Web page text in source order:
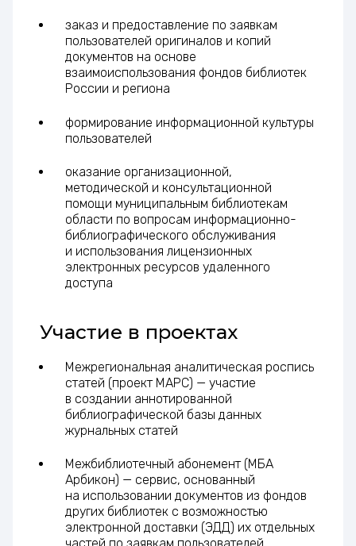
заказ и предоставление по заявкам
пользователей оригиналов и копий
документов на основе
взаимоиспользования фондов библиотек
России и региона
формирование информационной культуры
пользователей
оказание организационной,
методической и консультационной
помощи муниципальным библиотекам
области по вопросам информационно-
библиографического обслуживания
и использования лицензионных
электронных ресурсов удаленного
доступа
Участие в проектах
Межрегиональная аналитическая роспись
статей (проект МАРС) — участие
в создании аннотированной
библиографической базы данных
журнальных статей
Межбиблиотечный абонемент (МБА
Арбикон) — сервис, основанный
на использовании документов из фондов
других библиотек с возможностью
электронной доставки (ЭДД) их отдельных